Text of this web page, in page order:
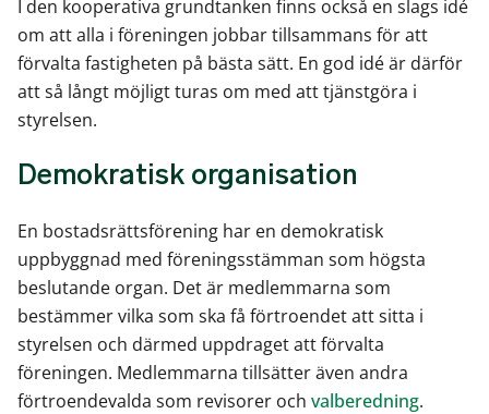
I den kooperativa grundtanken finns också en slags idé
om att alla i föreningen jobbar tillsammans för att
förvalta fastigheten på bästa sätt. En god idé är därför
att så långt möjligt turas om med att tjänstgöra i
styrelsen.
Demokratisk organisation
En bostadsrättsförening har en demokratisk
uppbyggnad med föreningsstämman som högsta
beslutande organ. Det är medlemmarna som
bestämmer vilka som ska få förtroendet att sitta i
styrelsen och därmed uppdraget att förvalta
föreningen. Medlemmarna tillsätter även andra
förtroendevalda som revisorer och valberedning.